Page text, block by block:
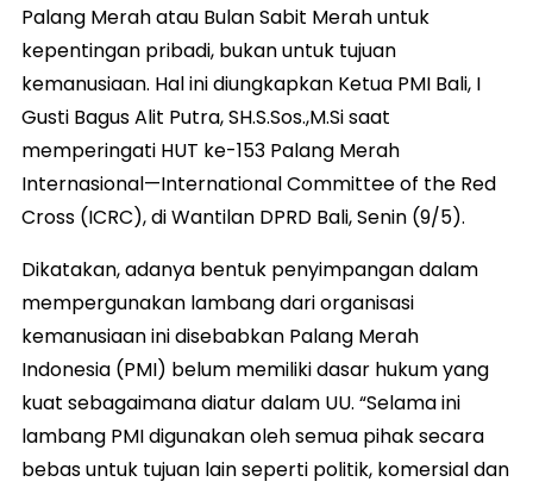
Palang Merah atau Bulan Sabit Merah untuk
kepentingan pribadi, bukan untuk tujuan
kemanusiaan. Hal ini diungkapkan Ketua PMI Bali, I
Gusti Bagus Alit Putra, SH.S.Sos.,M.Si saat
memperingati HUT ke-153 Palang Merah
Internasional—International Committee of the Red
Cross (ICRC), di Wantilan DPRD Bali, Senin (9/5).
Dikatakan, adanya bentuk penyimpangan dalam
mempergunakan lambang dari organisasi
kemanusiaan ini disebabkan Palang Merah
Indonesia (PMI) belum memiliki dasar hukum yang
kuat sebagaimana diatur dalam UU. “Selama ini
lambang PMI digunakan oleh semua pihak secara
bebas untuk tujuan lain seperti politik, komersial dan